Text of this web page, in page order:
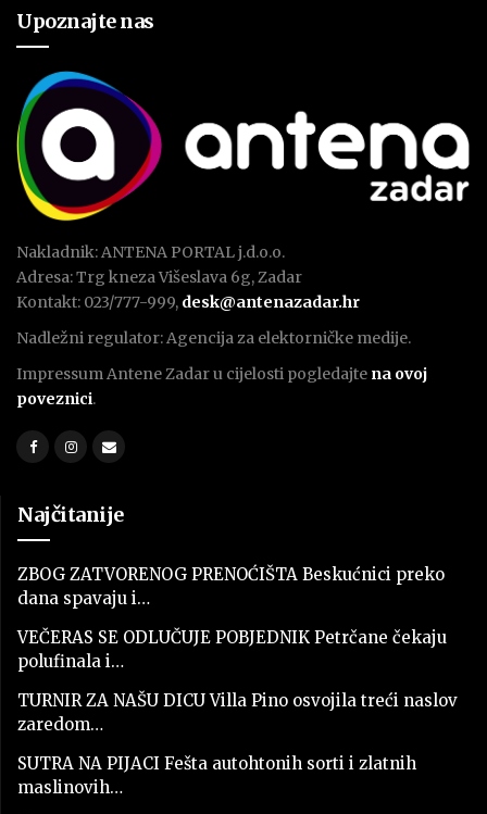
Upoznajte nas
Nakladnik: ANTENA PORTAL j.d.o.o.
Adresa: Trg kneza Višeslava 6g, Zadar
Kontakt: 023/777-999, desk@antenazadar.hr
Nadležni regulator: Agencija za elektorničke medije.
Impressum Antene Zadar u cijelosti pogledajte na ovoj
poveznici.
Najčitanije
ZBOG ZATVORENOG PRENOĆIŠTA Beskućnici preko
dana spavaju i…
VEČERAS SE ODLUČUJE POBJEDNIK Petrčane čekaju
polufinala i…
TURNIR ZA NAŠU DICU Villa Pino osvojila treći naslov
zaredom…
SUTRA NA PIJACI Fešta autohtonih sorti i zlatnih
maslinovih…